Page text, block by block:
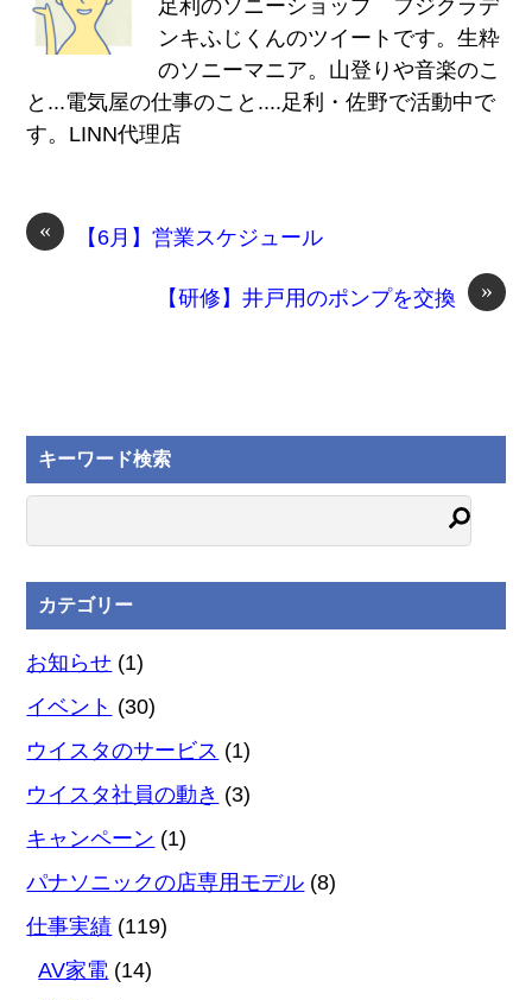
足利のソニーショップ フジクラデ
ンキふじくんのツイートです。生粋
のソニーマニア。山登りや音楽のこ
と...電気屋の仕事のこと....足利・佐野で活動中で
す。LINN代理店
« 【6月】営業スケジュール
»
【研修】井戸用のポンプを交換
キーワード検索
カテゴリー
お知らせ (1)
イベント (30)
ウイスタのサービス (1)
ウイスタ社員の動き (3)
キャンペーン (1)
パナソニックの店専用モデル (8)
仕事実績 (119)
AV家電 (14)